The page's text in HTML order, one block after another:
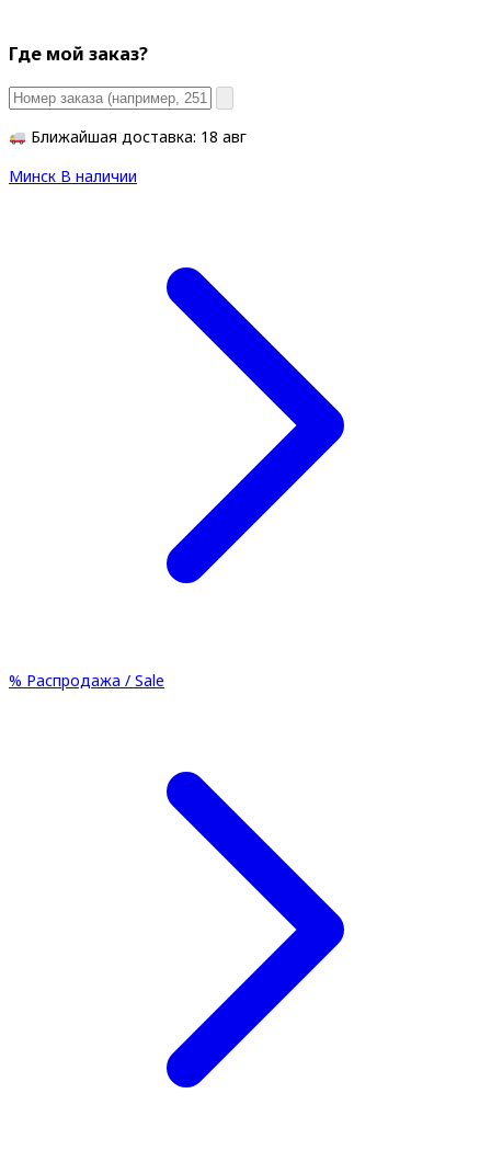
Где мой заказ?
Ближайшая доставка: 18 авг
Минск В наличии
% Распродажа / Sale